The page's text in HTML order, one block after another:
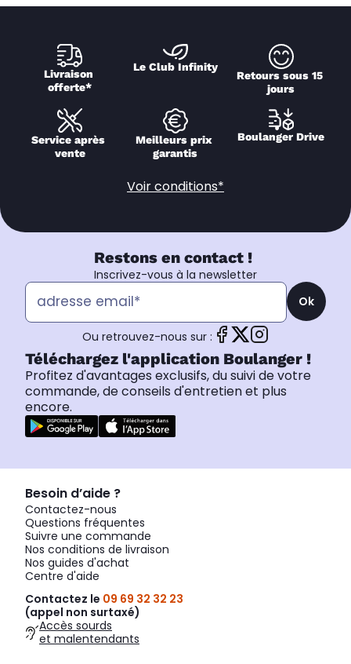
Livraison
offerte*
Le Club Infinity
Retours sous 15
jours
Service après
vente
Meilleurs prix
garantis
Boulanger Drive
Voir conditions*
Restons en contact !
Inscrivez-vous à la newsletter
Ok
Ou retrouvez-nous sur :
Téléchargez l'application Boulanger !
Profitez d'avantages exclusifs, du suivi de votre
commande, de conseils d'entretien et plus
encore.
Besoin d’aide ?
Contactez-nous
Questions fréquentes
Suivre une commande
Nos conditions de livraison
Nos guides d'achat
Centre d'aide
Contactez le 09 69 32 32 23
(appel non surtaxé)
Accès sourds
et malentendants